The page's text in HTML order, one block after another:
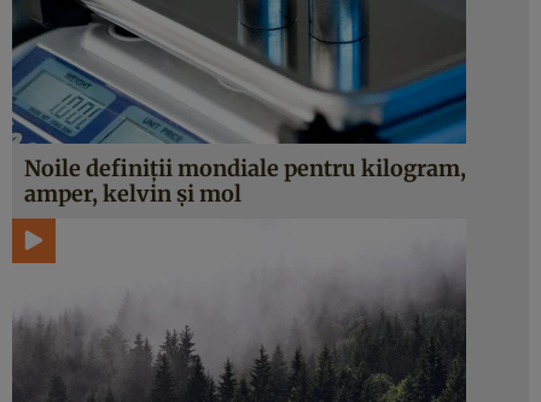
Noile definiţii mondiale pentru kilogram,
amper, kelvin şi mol